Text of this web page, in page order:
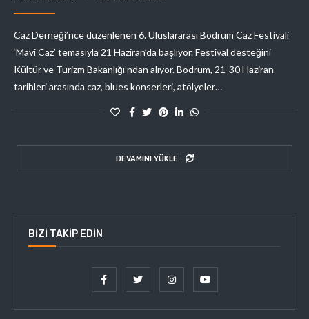
Caz Derneği’nce düzenlenen 6. Uluslararası Bodrum Caz Festivali
‘Mavi Caz’ temasıyla 21 Haziran’da başlıyor. Festival desteğini
Kültür ve Turizm Bakanlığı’ndan alıyor. Bodrum, 21-30 Haziran
tarihleri arasında caz, blues konserleri, atölyeler…
DEVAMINI YÜKLE
BIZI TAKIP EDIN